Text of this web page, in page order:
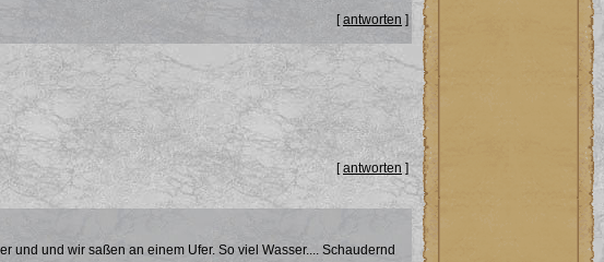
[antworten ]
[antworten]
und und wir saßen an einem Ufer. So viel Wasser.... Schaudernd